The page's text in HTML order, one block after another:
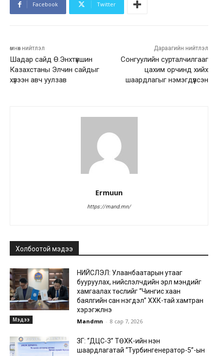
Facebook Twitter
өмнөх нийтлэл
Шадар сайд Ө.Энхтүвшин
Казахстаны Элчин сайдыг
хүлээн авч уулзав
Дараагийн нийтлэл
Сонгуулийн сурталчилгааг
цахим орчинд хийх
шаардлагыг нэмэгдүүлсэн
Ermuun
https://mand.mn/
Холбоотой мэдээ
Мэдээ
НИЙСЛЭЛ: Улаанбаатарын утааг
бууруулах, нийслэлчүүдийн эрүүл мэндийг
хамгаалах төслийг “Чингис хаан
баялгийн сан нэгдэл” ХХК-тай хамтран
хэрэгжүүлнэ
Mandmn - 8 сар 7, 2026
ЗГ: “ДЦС-3” ТӨХК-ийн нэн
шаардлагатай “Турбингенератор-5”-ын